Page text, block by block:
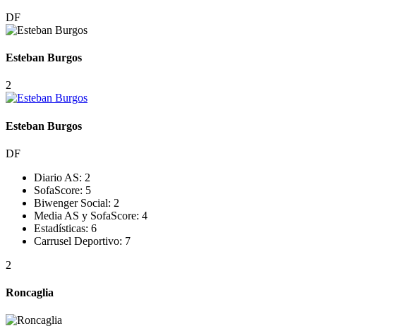
DF
Esteban Burgos
2
Esteban Burgos
DF
Diario AS: 2
SofaScore: 5
Biwenger Social: 2
Media AS y SofaScore: 4
Estadísticas: 6
Carrusel Deportivo: 7
2
Roncaglia